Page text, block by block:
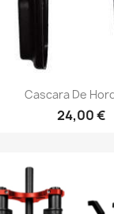
Vista
Cascara De
24,00 €